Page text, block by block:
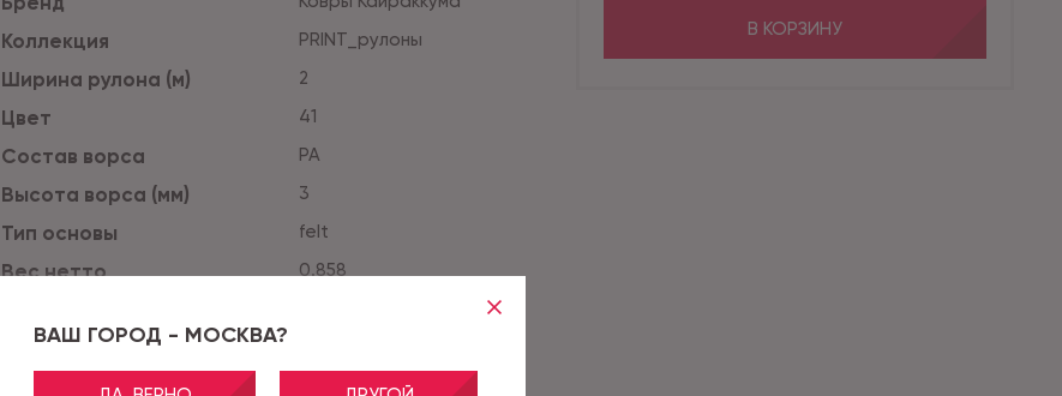
ВАШ ГОРОД - МОСКВА?
Коллекция PRINT_рулоны
Ширина рулона (м) 2
Цвет 41
Состав ворса PA
Высота ворса (мм) 3
Тип основы felt
Вес нетто 0.858
Все характеристики
В КОРЗИНУ